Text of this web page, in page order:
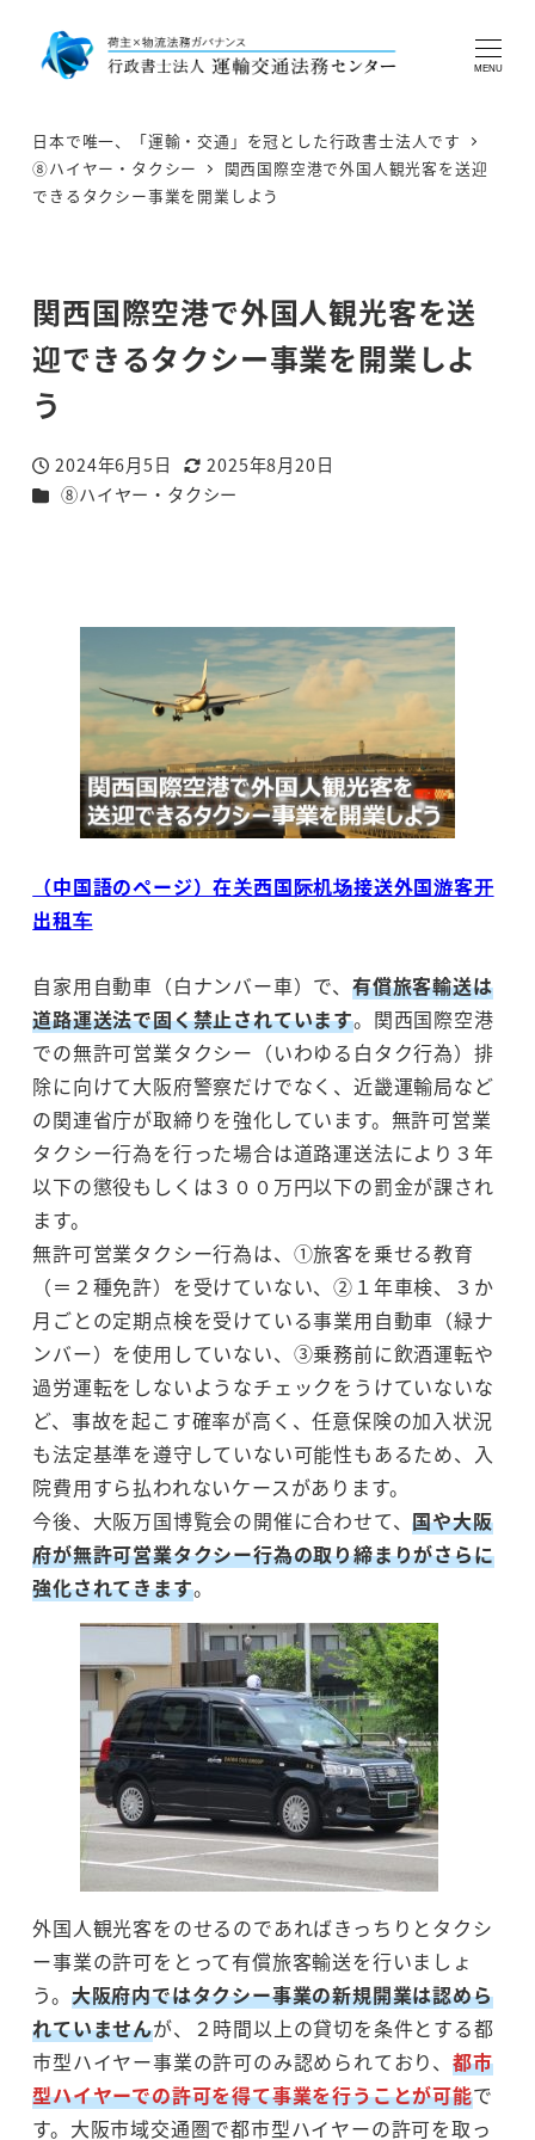
MENU
日本で唯一、「運輸・交通」を冠とした行政書士法人です
⑧ハイヤー・タクシー
関西国際空港で外国人観光客を送迎
できるタクシー事業を開業しよう
関西国際空港で外国人観光客を送
迎できるタクシー事業を開業しよ
う
投稿日
2024年6月5日
更新日
2025年8月20日
カテゴリー
⑧ハイヤー・タクシー
（中国語のページ）在关西国际机场接送外国游客开
出租车
自家用自動車（白ナンバー車）で、 有償旅客輸送は
道路運送法で固く禁止されています。関西国際空港
での無許可営業タクシー（いわゆる白タク行為）排
除に向けて大阪府警察だけでなく、近畿運輸局など
の関連省庁が取締りを強化しています。無許可営業
タクシー行為を行った場合は道路運送法により３年
以下の懲役もしくは３００万円以下の罰金が課され
ます。
無許可営業タクシー行為は、①旅客を乗せる教育
（＝２種免許）を受けていない、②１年車検、３か
月ごとの定期点検を受けている事業用自動車（緑ナ
ンバー）を使用していない、③乗務前に飲酒運転や
過労運転をしないようなチェックをうけていないな
ど、事故を起こす確率が高く、任意保険の加入状況
も法定基準を遵守していない可能性もあるため、入
院費用すら払われないケースがあります。
今後、大阪万国博覧会の開催に合わせて、国や大阪
府が無許可営業タクシー行為の取り締まりがさらに
強化されてきます。
外国人観光客をのせるのであればきっちりとタクシ
ー事業の許可をとって有償旅客輸送を行いましょ
う。 大阪府内ではタクシー事業の新規開業は認めら
れていませんが、２時間以上の貸切を条件とする都
市型ハイヤー事業の許可のみ認められており、 都市
型ハイヤーでの許可を得て事業を行うことが可能で
す。大阪市域交通圏で都市型ハイヤーの許可を取っ